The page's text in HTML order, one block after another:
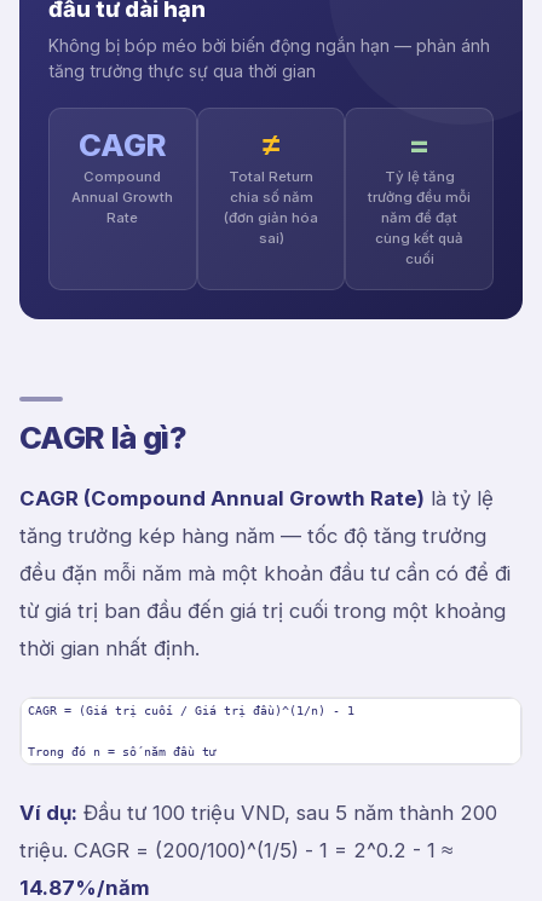
đầu tư dài hạn
Không bị bóp méo bởi biến động ngắn hạn — phản ánh
tăng trưởng thực sự qua thời gian
CAGR
Compound
Annual Growth
Rate
≠
Total Return
chia số năm
(đơn giản hóa
sai)
=
Tỷ lệ tăng
trưởng đều mỗi
năm để đạt
cùng kết quả
cuối
CAGR là gì?
CAGR (Compound Annual Growth Rate) là tỷ lệ
tăng trưởng kép hàng năm — tốc độ tăng trưởng
đều đặn mỗi năm mà một khoản đầu tư cần có để đi
từ giá trị ban đầu đến giá trị cuối trong một khoảng
thời gian nhất định.
CAGR = (Giá trị cuối / Giá trị đầu)^(1/n) - 1
Trong đó n = số năm đầu tư
Ví dụ: Đầu tư 100 triệu VND, sau 5 năm thành 200
triệu. CAGR = (200/100)^(1/5) - 1 = 2^0.2 - 1 ≈
14.87%/năm